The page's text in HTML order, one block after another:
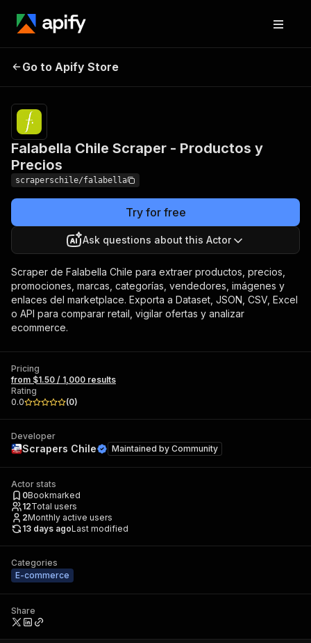
Falabella Chile Scraper -
Go to Apify Store
Falabella Chile Scraper - Productos y
Precios
scraperschile/falabella
Try for free
Ask questions about this Actor
Scraper de Falabella Chile para extraer productos, precios,
promociones, marcas, categorías, vendedores, imágenes y
enlaces del marketplace. Exporta a Dataset, JSON, CSV, Excel
o API para comparar retail, vigilar ofertas y analizar
ecommerce.
Pricing
from $1.50 / 1,000 results
Rating
0.0
(0)
Developer
Scrapers Chile Maintained by Community
Actor stats
0Bookmarked
12Total users
2Monthly active users
13 days agoLast modified
Categories
E-commerce
Share